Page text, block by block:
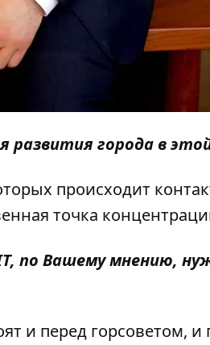
развития города в
происходит
точка
по Вашему мнению,
и перед горсоветом,